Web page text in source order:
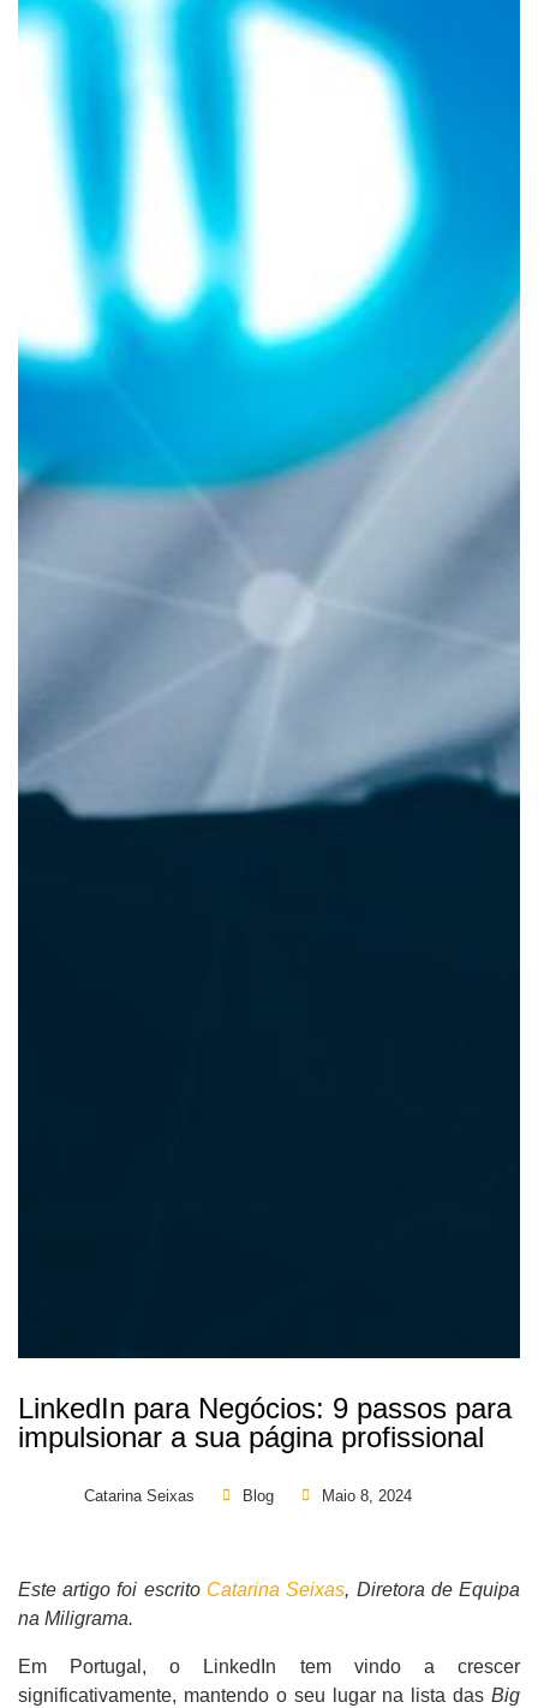
LinkedIn para Negócios: 9 passos para
impulsionar a sua página profissional
Catarina Seixas Blog Maio 8, 2024
Este artigo foi escrito Catarina Seixas, Diretora de Equipa
na Miligrama.
Em Portugal, o LinkedIn tem vindo a crescer
significativamente, mantendo o seu lugar na lista dasBig